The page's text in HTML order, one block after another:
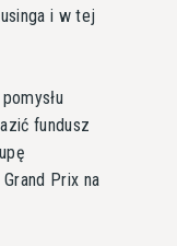
i w tej
fundusz
Prix na